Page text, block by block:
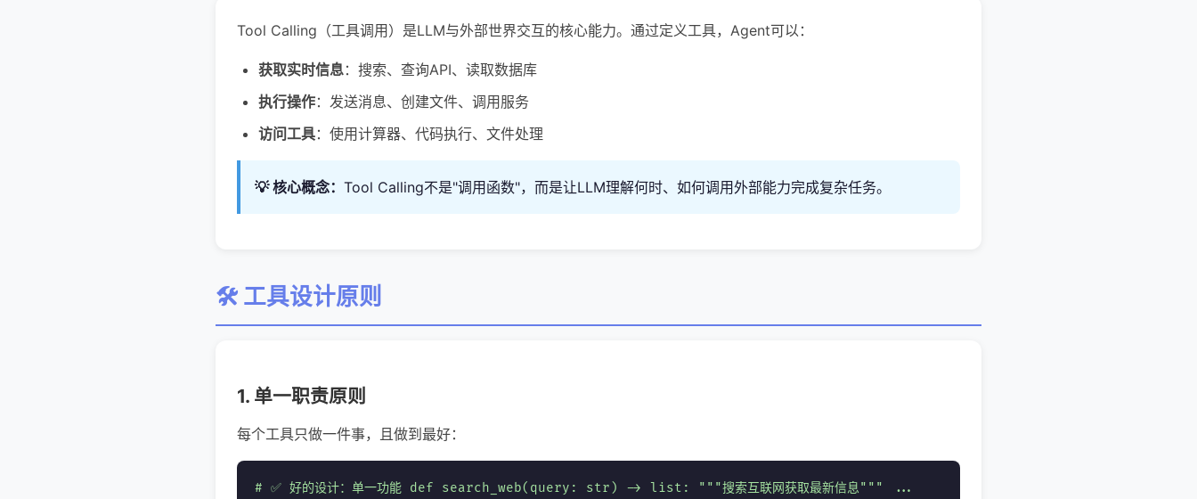
Tool Calling（工具调用）是LLM与外部世界交互的核心能力。通过定义工具，Agent可以：
获取实时信息：搜索、查询API、读取数据库
执行操作：发送消息、创建文件、调用服务
访问工具：使用计算器、代码执行、文件处理
💡 核心概念： Tool Calling不是"调用函数"，而是让LLM理解何时、如何调用外部能力完成复杂任务。
🛠️ 工具设计原则
1. 单一职责原则
每个工具只做一件事，且做到最好：
# ✅ 好的设计：单一功能 def search_web(query: str) -> list: """搜索互联网获取最新信息""" ...